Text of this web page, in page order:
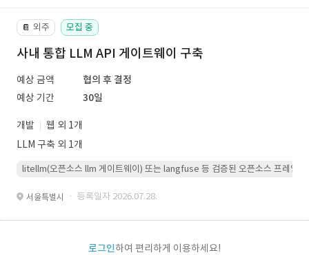
📔 외주 모집 중
사내 통합 LLM API 게이트웨이 구축
예상 금액
협의 후 결정
예상 기간
30일
개발
웹 외 1개
LLM 구축 외 1개
litellm(오픈소스 llm 게이트웨이) 또는 langfuse 등 검증된 오픈소스 프레임워
서울특별시 · 등록일자 2026.07.28.
로그인하여 편리하게 이용하세요!